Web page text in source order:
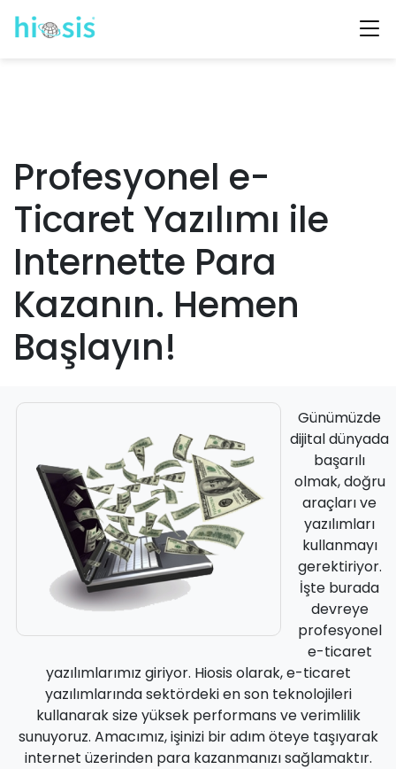
Profesyonel e-
Ticaret Yazılımı ile
Internette Para
Kazanın. Hemen
Başlayın!
Günümüzde
dijital dünyada
başarılı
olmak, doğru
araçları ve
yazılımları
kullanmayı
gerektiriyor.
İşte burada
devreye
profesyonel
e-ticaret
yazılımlarımız giriyor. Hiosis olarak, e-ticaret
yazılımlarında sektördeki en son teknolojileri
kullanarak size yüksek performans ve verimlilik
sunuyoruz. Amacımız, işinizi bir adım öteye taşıyarak
internet üzerinden para kazanmanızı sağlamaktır.